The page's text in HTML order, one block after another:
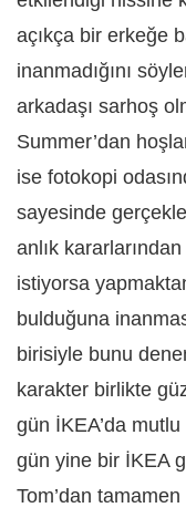
açıkça bir erkeğe
inanmadığını
arkadaşı sarhoş
Summer’dan
ise fotokopi
sayesinde
anlık
istiyorsa
bulduğuna
birisiyle bunu
karakter birlikte
gün İKEA’da
gün yine bir İKEA
Tom’dan